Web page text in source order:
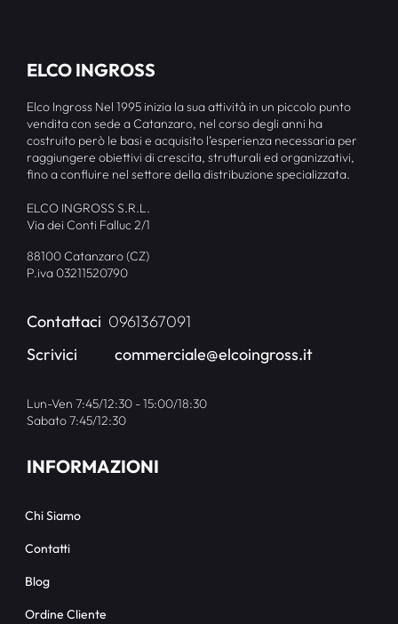
ELCO INGROSS
Elco Ingross Nel 1995 inizia la sua attività in un piccolo punto
vendita con sede a Catanzaro, nel corso degli anni ha
costruito però le basi e acquisito l’esperienza necessaria per
raggiungere obiettivi di crescita, strutturali ed organizzativi,
fino a confluire nel settore della distribuzione specializzata.
ELCO INGROSS S.R.L.
Via dei Conti Falluc 2/1
88100 Catanzaro (CZ)
P.iva 03211520790
Contattaci 0961367091
Scrivici
commerciale@elcoingross.it
Lun-Ven 7:45/12:30 - 15:00/18:30
Sabato 7:45/12:30
INFORMAZIONI
Chi Siamo
Contatti
Blog
Ordine Cliente